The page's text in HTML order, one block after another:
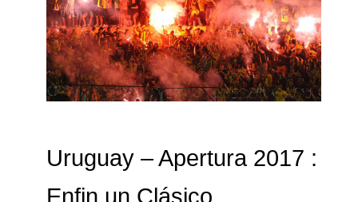
Uruguay – Apertura 2017 :
Enfin un Clásico